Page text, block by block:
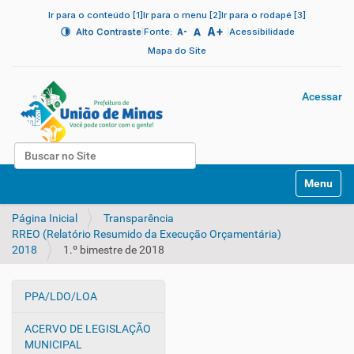
Ir para o conteúdo [1]Ir para o menu [2]Ir para o rodapé [3]
Alto Contraste| Fonte: A- A A+ Acessibilidade
Mapa do Site
Busca
Acessar
v
Toggle
Página Inicial
Transparência
RREO (Relatório Resumido da Execução Orçamentária)
2018
1.º bimestre de 2018
N
v
PPA/LDO/LOA
ACERVO DE LEGISLAÇÃO
MUNICIPAL